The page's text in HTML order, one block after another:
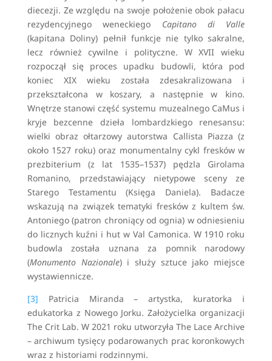
diecezji. Ze względu na swoje położenie obok pałacu
rezydencyjnego weneckiego Capitano di Valle
(kapitana Doliny) pełnił funkcje nie tylko sakralne,
lecz również cywilne i polityczne. W XVII wieku
rozpoczął się proces upadku budowli, która pod
koniec XIX wieku została zdesakralizowana i
przekształcona w koszary, a następnie w kino.
Wnętrze stanowi część systemu muzealnego CaMus i
kryje bezcenne dzieła lombardzkiego renesansu:
wielki obraz ołtarzowy autorstwa Callista Piazza (z
około 1527 roku) oraz monumentalny cykl fresków w
prezbiterium (z lat 1535–1537) pędzla Girolama
Romanino, przedstawiający nietypowe sceny ze
Starego Testamentu (Księga Daniela). Badacze
wskazują na związek tematyki fresków z kultem św.
Antoniego (patron chroniący od ognia) w odniesieniu
do licznych kuźni i hut w Val Camonica. W 1910 roku
budowla została uznana za pomnik narodowy
(Monumento Nazionale) i służy sztuce jako miejsce
wystawiennicze.
[3] Patricia Miranda – artystka, kuratorka i
edukatorka z Nowego Jorku. Założycielka organizacji
The Crit Lab. W 2021 roku utworzyła The Lace Archive
– archiwum tysięcy podarowanych prac koronkowych
wraz z historiami rodzinnymi.